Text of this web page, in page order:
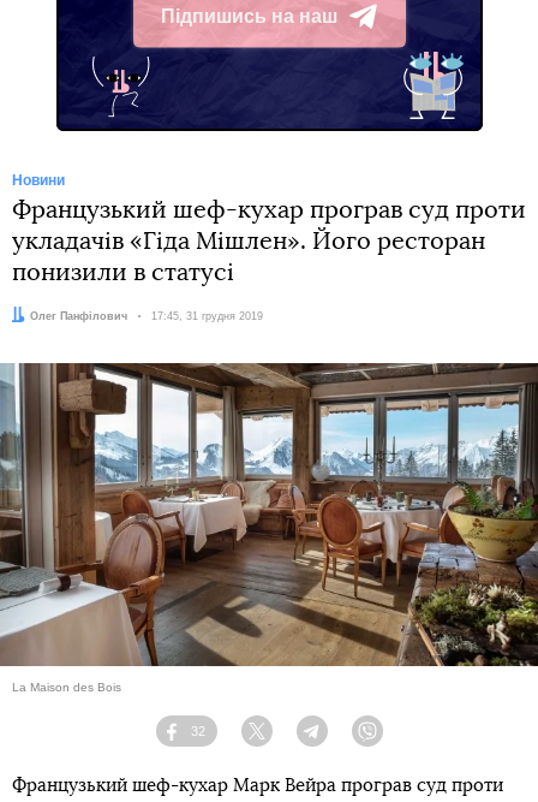
Підпишись на наш
Telegram
Новини
Французький шеф-кухар програв суд проти
укладачів «Гіда Мішлен». Його ресторан
понизили в статусі
Автор:
Олег Панфілович Дата:
17:45, 31 грудня 2019
La Maison des Bois
Facebook
32
Twitter TelegramViber
Французький шеф-кухар Марк Вейра програв суд проти